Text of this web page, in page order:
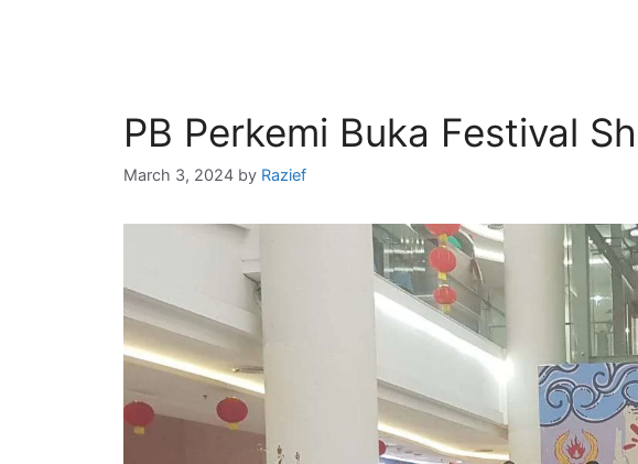
PB Perkemi Buka Festival
March 3, 2024 by Razief